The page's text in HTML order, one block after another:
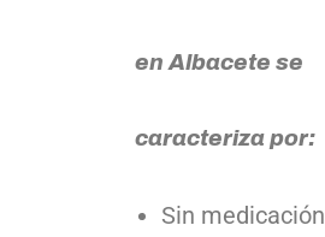
en Albacete se
caracteriza por:
Sin medicación